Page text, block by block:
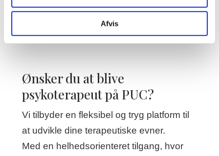
Afvis
Ønsker du at blive
psykoterapeut på PUC?
Vi tilbyder en fleksibel og tryg platform til
at udvikle dine terapeutiske evner.
Med en helhedsorienteret tilgang, hvor